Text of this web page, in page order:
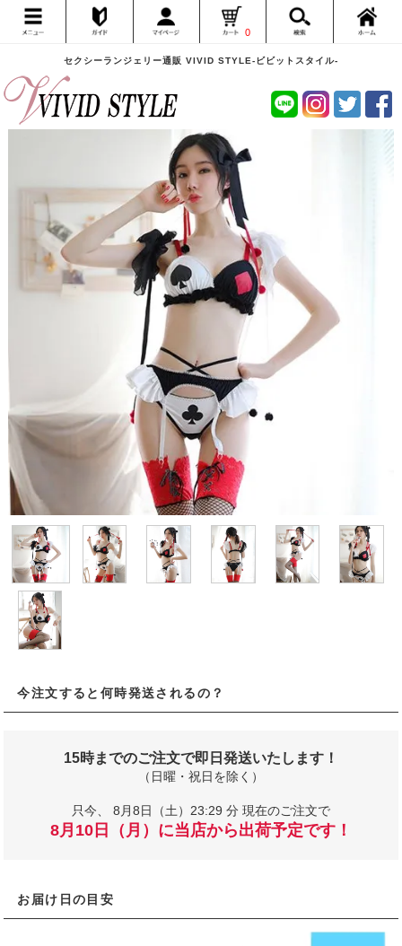
セクシーランジェリー通販 VIVID STYLE-ビビットスタイル-
0
今注文すると何時発送されるの？
15時までのご注文で即日発送いたします！
（日曜・祝日を除く）
只今、 8月8日（土）23:29 分 現在のご注文で
8月10日（月）に当店から出荷予定です！
お届け日の目安